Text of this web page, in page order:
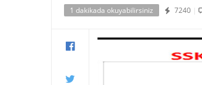
1 dakikada okuyabilirsiniz 7240 |